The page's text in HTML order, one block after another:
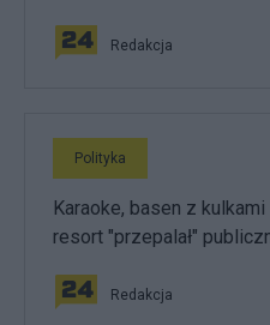
Redakcja
Polityka
Karaoke, basen z
resort "przepalał"
Redakcja